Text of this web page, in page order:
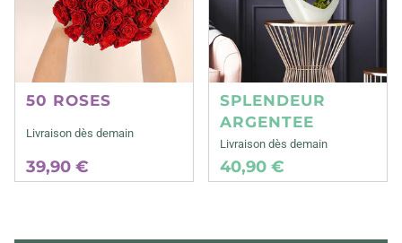
50 ROSES
Livraison dès demain
39,90 €
SPLENDEUR
ARGENTEE
Livraison dès demain
40,90 €